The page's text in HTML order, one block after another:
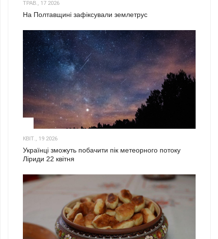
ТРАВ., 17 2026
На Полтавщині зафіксували землетрус
КВІТ., 19 2026
Українці зможуть побачити пік метеорного потоку
Ліриди 22 квітня